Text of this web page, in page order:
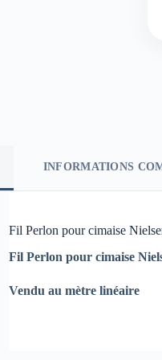
INFORMATIONS
Fil Perlon pour cimaise
Fil Perlon pour cimaise
Vendu au mètre linéaire